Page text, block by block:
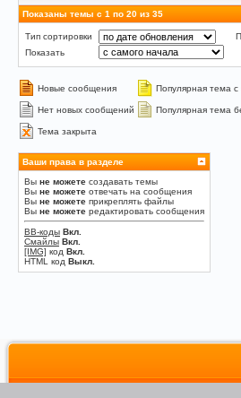
Показаны темы с 1 по 20 из 35
Тип сортировки
Показать
Новые сообщения Популярная тема
Нет новых сообщений Популярная тема
Тема закрыта
Ваши права в разделе
Вы не можете создавать темы
Вы не можете отвечать на сообщения
Вы не можете прикреплять файлы
Вы не можете редактировать сообщения
BB-коды Вкл.
Смайлы Вкл.
[IMG] код Вкл.
HTML код Выкл.